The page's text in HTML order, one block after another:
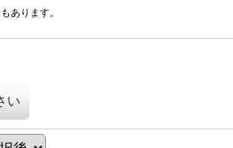
あります。
い